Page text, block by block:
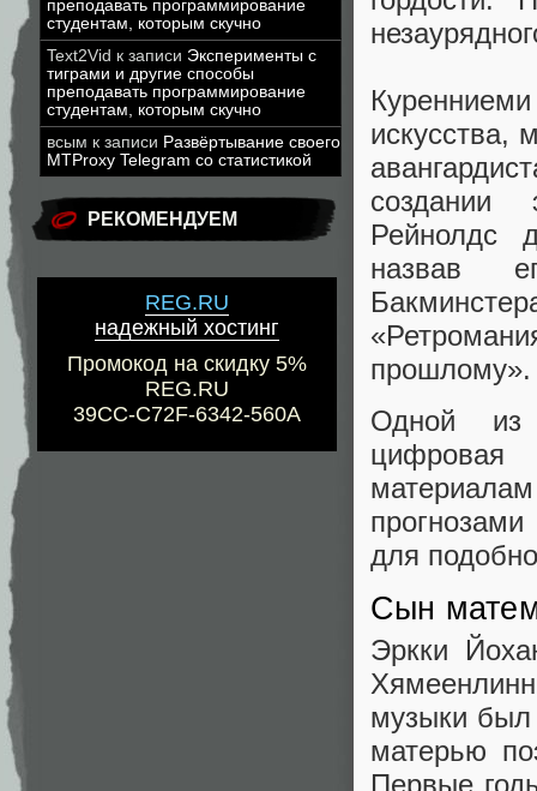
преподавать программирование
студентам, которым скучно
Text2Vid к записи Эксперименты с
тиграми и другие способы
преподавать программирование
студентам, которым скучно
всым к записи Развёртывание своего
MTProxy Telegram со статистикой
РЕКОМЕНДУЕМ
REG.RU
надежный хостинг
Промокод на скидку 5%
REG.RU
39CC-C72F-6342-560A
искусства,
создании
Рейнолдс
назвав
прошлому».
Одной из
цифровая
для
Сын
Эркки
музыки был
матерью
Первые